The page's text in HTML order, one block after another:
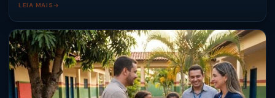
LEIA MAIS